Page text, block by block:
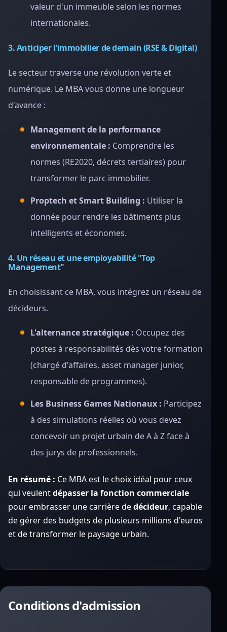
valeur d'un immeuble selon les normes
internationales.
3. Anticiper l'immobilier de demain (RSE & Digital)
Le secteur traverse une révolution verte et
numérique. Le MBA vous donne une longueur
d'avance :
Management de la performance
environnementale : Comprendre les
normes (RE2020, décrets tertiaires) pour
transformer le parc immobilier.
Proptech et Smart Building : Utiliser la
donnée pour rendre les bâtiments plus
intelligents et économes.
4. Un réseau et une employabilité "Top
Management"
En choisissant ce MBA, vous intégrez un réseau de
décideurs.
L'alternance stratégique : Occupez des
postes à responsabilités dès votre formation
(chargé d'affaires, asset manager junior,
responsable de programmes).
Les Business Games Nationaux : Participez
à des simulations réelles où vous devez
concevoir un projet urbain de A à Z face à
des jurys de professionnels.
En résumé : Ce MBA est le choix idéal pour ceux
qui veulentdépasser la fonction commerciale
pour embrasser une carrière dedécideur, capable
de gérer des budgets de plusieurs millions d'euros
et de transformer le paysage urbain.
Conditions d'admission